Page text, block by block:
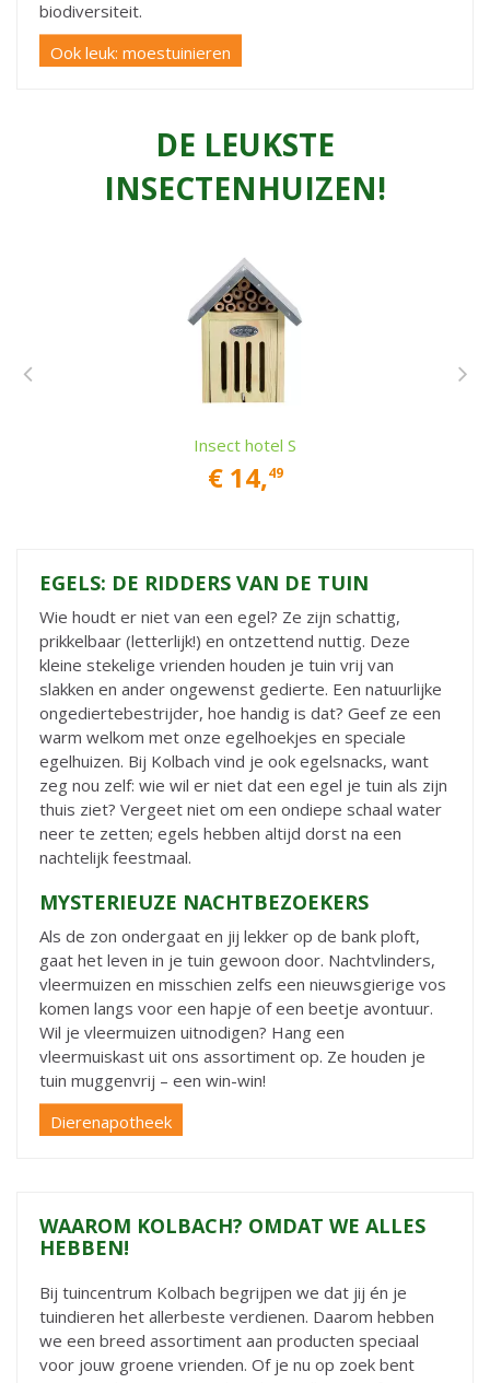
biodiversiteit.
Ook leuk: moestuinieren
DE LEUKSTE
INSECTENHUIZEN!
Insect hotel S
€ 14,49
EGELS: DE RIDDERS VAN DE TUIN
Wie houdt er niet van een egel? Ze zijn schattig,
prikkelbaar (letterlijk!) en ontzettend nuttig. Deze
kleine stekelige vrienden houden je tuin vrij van
slakken en ander ongewenst gedierte. Een natuurlijke
ongediertebestrijder, hoe handig is dat? Geef ze een
warm welkom met onze egelhoekjes en speciale
egelhuizen. Bij Kolbach vind je ook egelsnacks, want
zeg nou zelf: wie wil er niet dat een egel je tuin als zijn
thuis ziet? Vergeet niet om een ondiepe schaal water
neer te zetten; egels hebben altijd dorst na een
nachtelijk feestmaal.
MYSTERIEUZE NACHTBEZOEKERS
Als de zon ondergaat en jij lekker op de bank ploft,
gaat het leven in je tuin gewoon door. Nachtvlinders,
vleermuizen en misschien zelfs een nieuwsgierige vos
komen langs voor een hapje of een beetje avontuur.
Wil je vleermuizen uitnodigen? Hang een
vleermuiskast uit ons assortiment op. Ze houden je
tuin muggenvrij – een win-win!
Dierenapotheek
WAAROM KOLBACH? OMDAT WE ALLES
HEBBEN!
Bij tuincentrum Kolbach begrijpen we dat jij én je
tuindieren het allerbeste verdienen. Daarom hebben
we een breed assortiment aan producten speciaal
voor jouw groene vrienden. Of je nu op zoek bent